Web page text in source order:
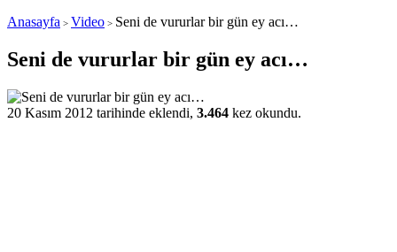
Anasayfa > Video > Seni de vururlar bir gün ey acı…
Seni de vururlar bir gün ey acı…
20 Kasım 2012 tarihinde eklendi, 3.464 kez okundu.